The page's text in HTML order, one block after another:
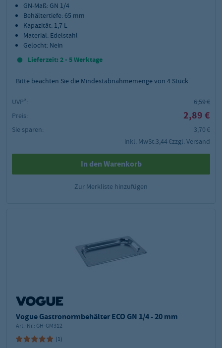
GN-Maß: GN 1/4
Behältertiefe: 65 mm
Kapazität: 1,7 L
Material: Edelstahl
Gelocht: Nein
Lieferzeit: 2 - 5 Werktage
Bitte beachten Sie die Mindestabnahmemenge von 4 Stück.
UVP²:
6,59 €
Preis:
2,89 €
Sie sparen:
3,70 €
inkl. MwSt.3,44 €zzgl. Versand
In den Warenkorb
Zur Merkliste hinzufügen
Vogue Gastronormbehälter ECO GN 1/4 - 20 mm
Art.-Nr.: GH-GM312
(1)